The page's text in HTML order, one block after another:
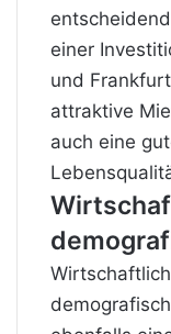
einer
und
attraktive
auch eine